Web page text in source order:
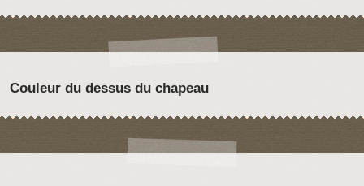
Couleur du dessus du chapeau